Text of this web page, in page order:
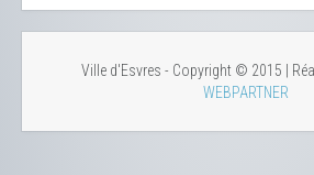
Ville d'Esvres - Copyright © 2015 |
WEBPARTNER